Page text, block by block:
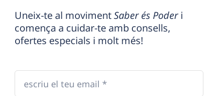
Uneix-te al movimentSaber és Poderi
comença a cuidar-te amb consells,
ofertes especials i molt més!